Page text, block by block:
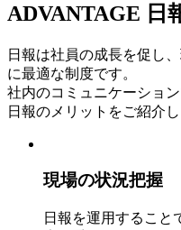
ADVANTAGE 日
⽇報は社員の成⻑を促し
に最適な制度です。
社内のコミュニケーショ
⽇報のメリットをご紹介し
現場の状況把握
日報を運用すること